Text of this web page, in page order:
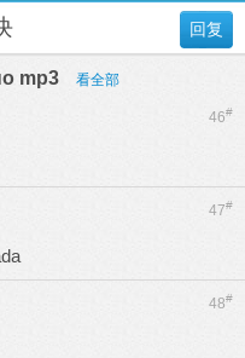
回复
mp3 看全部
46#
47#
48#